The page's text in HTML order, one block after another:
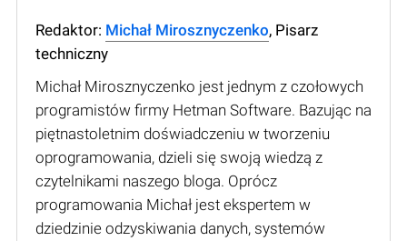
Redaktor: Michał Mirosznyczenko, Pisarz
techniczny
Michał Mirosznyczenko jest jednym z czołowych
programistów firmy Hetman Software. Bazując na
piętnastoletnim doświadczeniu w tworzeniu
oprogramowania, dzieli się swoją wiedzą z
czytelnikami naszego bloga. Oprócz
programowania Michał jest ekspertem w
dziedzinie odzyskiwania danych, systemów